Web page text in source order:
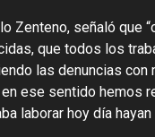
Zenteno, señaló
que todos los
las denuncias
ese sentido hemos
laborar hoy día